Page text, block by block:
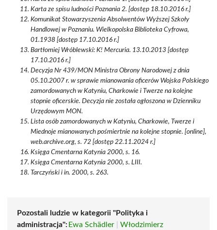
Karta ze spisu ludności Poznania 2. [dostęp 18.10.2016 r.]
Komunikat Stowarzyszenia Absolwentów Wyższej Szkoły
Handlowej w Poznaniu. Wielkopolska Biblioteka Cyfrowa,
01.1938 [dostęp 17.10.2016 r.]
Bartłomiej Wróblewski: K! Mercuria. 13.10.2013 [dostęp
17.10.2016 r.]
Decyzja Nr 439/MON Ministra Obrony Narodowej z dnia
05.10.2007 r. w sprawie mianowania oficerów Wojska Polskiego
zamordowanych w Katyniu, Charkowie i Twerze na kolejne
stopnie oficerskie. Decyzja nie została ogłoszona w Dzienniku
Urzędowym MON.
Lista osób zamordowanych w Katyniu, Charkowie, Twerze i
Miednoje mianowanych pośmiertnie na kolejne stopnie. [online],
web.archive.org, s. 72 [dostęp 22.11.2024 r.]
Księga Cmentarna Katynia 2000, s. 16.
Księga Cmentarna Katynia 2000, s. LIII.
Tarczyński i in. 2000, s. 263.
Pozostali ludzie w kategorii "Polityka i
administracja": Ewa Schädler
Włodzimierz